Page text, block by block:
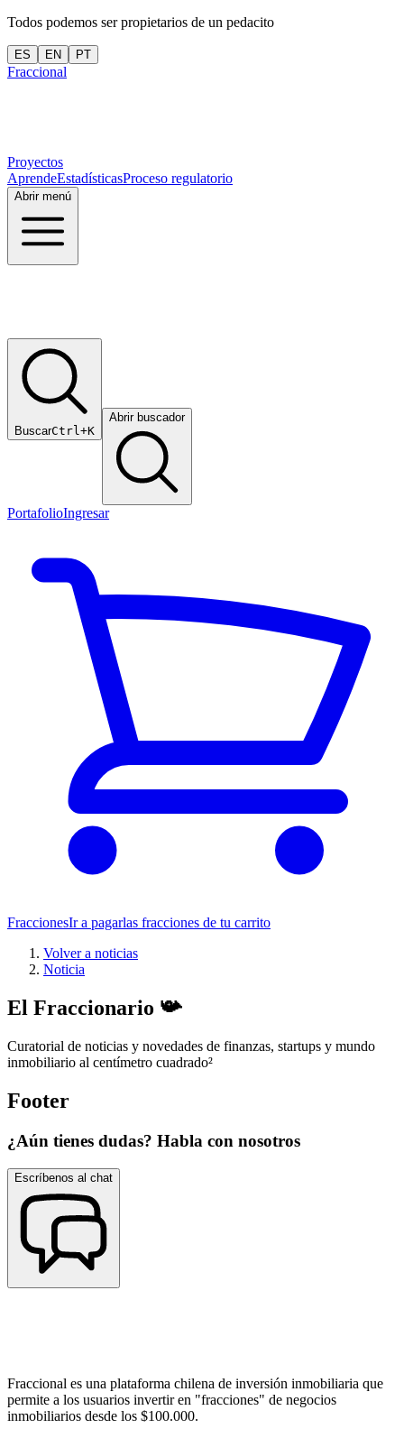
Todos podemos ser propietarios de un pedacito
ES EN PT
Fraccional
Proyectos
AprendeEstadísticasProceso regulatorio
Abrir menú
BuscarCtrl+K
Abrir buscador
PortafolioIngresar
FraccionesIr a pagarlas fracciones de tu carrito
Volver a noticias
Noticia
El Fraccionario 📯
Curatorial de noticias y novedades de finanzas, startups y mundo
inmobiliario al centímetro cuadrado²
Footer
¿Aún tienes dudas? Habla con nosotros
Escríbenos al chat
Fraccional es una plataforma chilena de inversión inmobiliaria que
permite a los usuarios invertir en "fracciones" de negocios
inmobiliarios desde los $100.000.